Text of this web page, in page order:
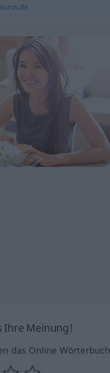
Ihre Meinung!
das Online